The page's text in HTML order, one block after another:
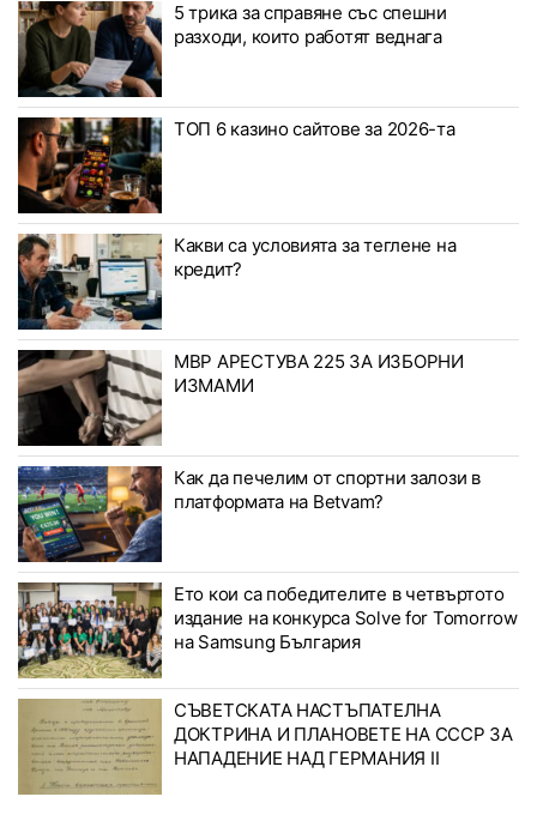
5 трика за справяне със спешни
разходи, които работят веднага
ТОП 6 казино сайтове за 2026-та
Какви са условията за теглене на
кредит?
МВР АРЕСТУВА 225 ЗА ИЗБОРНИ
ИЗМАМИ
Как да печелим от спортни залози в
платформата на Betvam?
Ето кои са победителите в четвъртото
издание на конкурса Solve for Tomorrow
на Samsung България
СЪВЕТСКАТА НАСТЪПАТЕЛНА
ДОКТРИНА И ПЛАНОВЕТЕ НА СССР ЗА
НАПАДЕНИЕ НАД ГЕРМАНИЯ II